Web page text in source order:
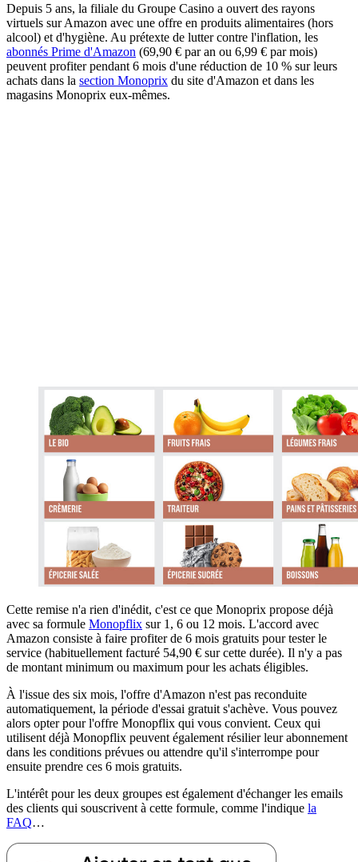
Depuis 5 ans, la filiale du Groupe Casino a ouvert des rayons
virtuels sur Amazon avec une offre en produits alimentaires (hors
alcool) et d'hygiène. Au prétexte de lutter contre l'inflation, les
abonnés Prime d'Amazon (69,90 € par an ou 6,99 € par mois)
peuvent profiter pendant 6 mois d'une réduction de 10 % sur leurs
achats dans la section Monoprix du site d'Amazon et dans les
magasins Monoprix eux-mêmes.
Cette remise n'a rien d'inédit, c'est ce que Monoprix propose déjà
avec sa formule Monopflix sur 1, 6 ou 12 mois. L'accord avec
Amazon consiste à faire profiter de 6 mois gratuits pour tester le
service (habituellement facturé 54,90 € sur cette durée). Il n'y a pas
de montant minimum ou maximum pour les achats éligibles.
À l'issue des six mois, l'offre d'Amazon n'est pas reconduite
automatiquement, la période d'essai gratuit s'achève. Vous pouvez
alors opter pour l'offre Monopflix qui vous convient. Ceux qui
utilisent déjà Monopflix peuvent également résilier leur abonnement
dans les conditions prévues ou attendre qu'il s'interrompe pour
ensuite prendre ces 6 mois gratuits.
L'intérêt pour les deux groupes est également d'échanger les emails
des clients qui souscrivent à cette formule, comme l'indique la
FAQ…